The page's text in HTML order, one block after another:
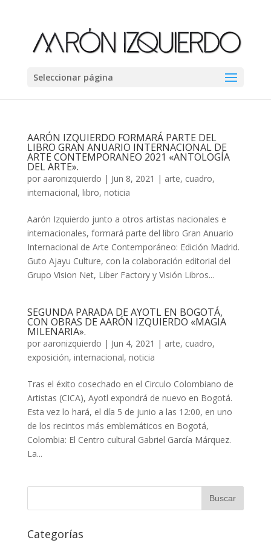
Seleccionar página
AARÓN IZQUIERDO FORMARÁ PARTE DEL
LIBRO GRAN ANUARIO INTERNACIONAL DE
ARTE CONTEMPORANEO 2021 «ANTOLOGÍA
DEL ARTE».
por aaronizquierdo | Jun 8, 2021 | arte, cuadro,
internacional, libro, noticia
Aarón Izquierdo junto a otros artistas nacionales e
internacionales, formará parte del libro Gran Anuario
Internacional de Arte Contemporáneo: Edición Madrid.
Guto Ajayu Culture, con la colaboración editorial del
Grupo Vision Net, Liber Factory y Visión Libros...
SEGUNDA PARADA DE AYOTL EN BOGOTÁ,
CON OBRAS DE AARÓN IZQUIERDO «MAGIA
MILENARIA».
por aaronizquierdo | Jun 4, 2021 | arte, cuadro,
exposición, internacional, noticia
Tras el éxito cosechado en el Circulo Colombiano de
Artistas (CICA), Ayotl expondrá de nuevo en Bogotá.
Esta vez lo hará, el día 5 de junio a las 12:00, en uno
de los recintos más emblemáticos en Bogotá,
Colombia: El Centro cultural Gabriel García Márquez.
La...
Categorías